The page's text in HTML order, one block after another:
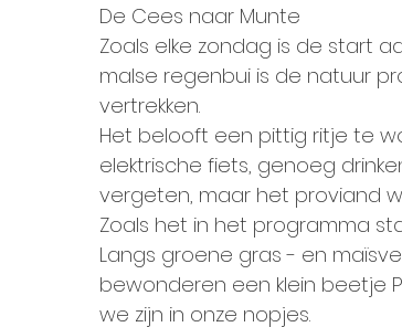
De Cees naar Munte
Zoals elke zondag is de start
malse regenbui is de natuur
vertrekken.
Het belooft een pittig ritje te
elektrische fiets, genoeg
vergeten, maar het proviand
Zoals het in het programma
Langs groene gras - en
bewonderen een klein beetje
we zijn in onze nopjes.